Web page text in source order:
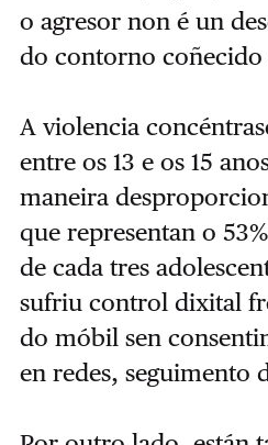
o agresor non é un
do contorno coñecido
A violencia
entre os 13 e os 15
maneira
que representan o
de cada tres
sufriu control dixital
do móbil sen
en redes, seguimento